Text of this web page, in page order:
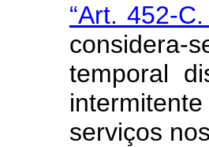
“Art. 452-C.
temporal
serviços